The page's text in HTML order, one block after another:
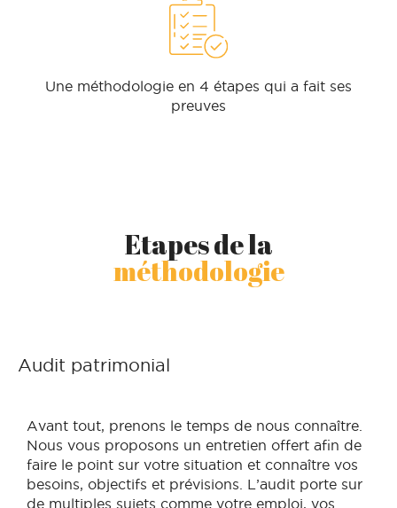
Une méthodologie en 4 étapes qui a fait ses
preuves
Etapes de la
méthodologie
Audit patrimonial
Avant tout, prenons le temps de nous connaître.
Nous vous proposons un entretien offert afin de
faire le point sur votre situation et connaître vos
besoins, objectifs et prévisions. L’audit porte sur
de multiples sujets comme votre emploi, vos